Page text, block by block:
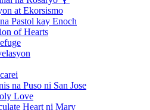
at Ekorsismo
Pastol kay Enoch
of Hearts
na Puso ni San Jose
Love
Heart ni Mary